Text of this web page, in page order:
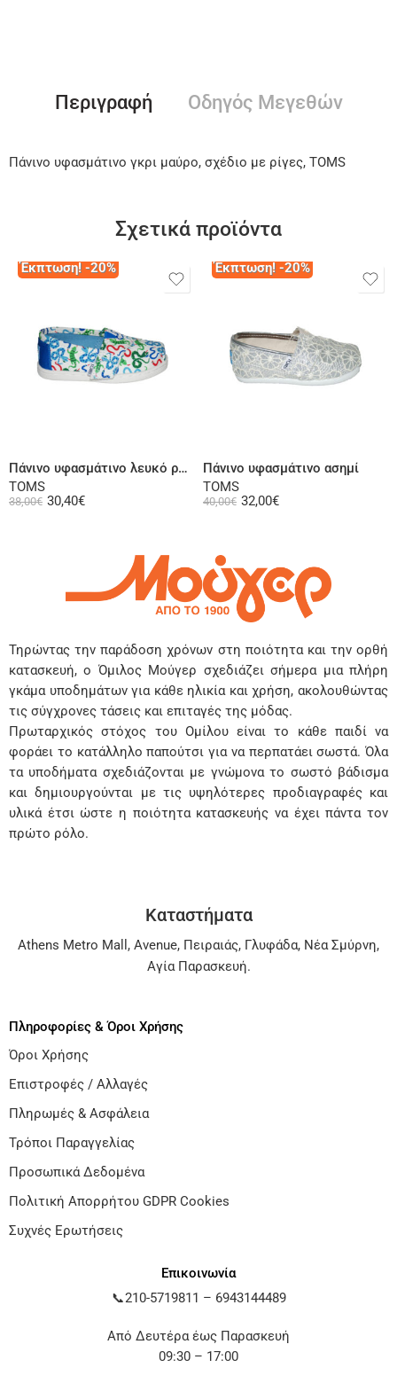
Περιγραφή Οδηγός Μεγεθών
Πάνινο υφασμάτινο γκρι μαύρο, σχέδιο με ρίγες, TOMS
Σχετικά προϊόντα
Έκπτωση! -20%
Πάνινο υφασμάτινο λευκό ρουά
TOMS
38,00€ 30,40€
Έκπτωση! -20%
Πάνινο υφασμάτινο ασημί
TOMS
40,00€ 32,00€
Τηρώντας την παράδοση χρόνων στη ποιότητα και την ορθή
κατασκευή, ο Όμιλος Μούγερ σχεδιάζει σήμερα μια πλήρη
γκάμα υποδημάτων για κάθε ηλικία και χρήση, ακολουθώντας
τις σύγχρονες τάσεις και επιταγές της μόδας.
Πρωταρχικός στόχος του Ομίλου είναι το κάθε παιδί να
φοράει το κατάλληλο παπούτσι για να περπατάει σωστά. Όλα
τα υποδήματα σχεδιάζονται με γνώμονα το σωστό βάδισμα
και δημιουργούνται με τις υψηλότερες προδιαγραφές και
υλικά έτσι ώστε η ποιότητα κατασκευής να έχει πάντα τον
πρώτο ρόλο.
Καταστήματα
Athens Metro Mall , Avenue, Πειραιάς, Γλυφάδα, Νέα Σμύρνη,
Αγία Παρασκευή.
Πληροφορίες & Όροι Χρήσης
Όροι Χρήσης
Επιστροφές / Αλλαγές
Πληρωμές & Ασφάλεια
Τρόποι Παραγγελίας
Προσωπικά Δεδομένα
Πολιτική Απορρήτου GDPR Cookies
Συχνές Ερωτήσεις
Επικοινωνία
📞210-5719811 – 6943144489
Από Δευτέρα έως Παρασκευή
09:30 – 17:00